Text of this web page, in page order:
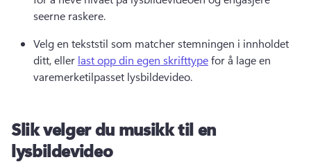
seerne raskere.
Velg en tekststil som matcher stemningen i innholdet
ditt, eller last opp din egen skrifttype for å lage en
varemerketilpasset lysbildevideo.
Slik velger du musikk til en
lysbildevideo